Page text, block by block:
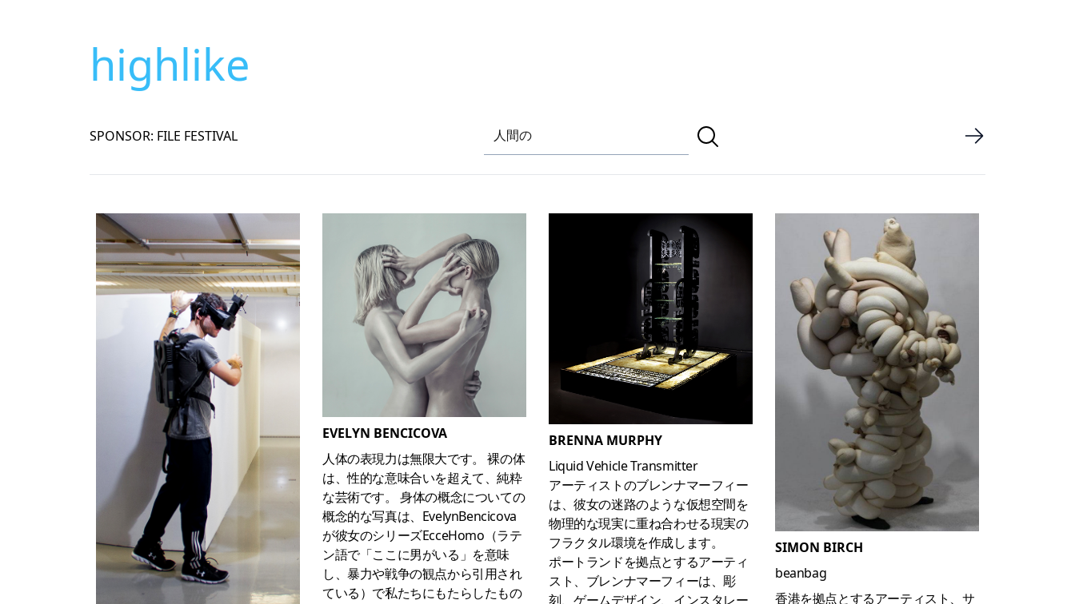
highlike
SPONSOR: FILE FESTIVAL
EVELYN BENCICOVA
人体の表現力は無限大です。 裸の体
は、性的な意味合いを超えて、純粋
な芸術です。 身体の概念についての
概念的な写真は、EvelynBencicova
が彼女のシリーズEcceHomo（ラテ
ン語で「ここに男がいる」を意味
し、暴力や戦争の観点から引用され
ている）で私たちにもたらしたもの
BRENNA MURPHY
Liquid Vehicle Transmitter
アーティストのブレンナマーフィー
は、彼女の迷路のような仮想空間を
物理的な現実に重ね合わせる現実の
フラクタル環境を作成します。
ポートランドを拠点とするアーティ
スト、ブレンナマーフィーは、彫
刻、ゲームデザイン、インスタレー
SIMON BIRCH
beanbag
香港を拠点とするアーティスト、サ